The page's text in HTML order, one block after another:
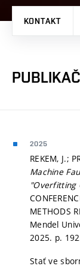
KONTAKT
2025
REKEM, J.;
Machine
"Overfitting
METHODS
Mendel
2025. p.
Stať ve